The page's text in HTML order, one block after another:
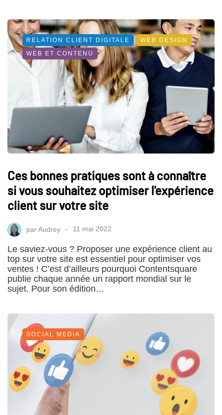
RELATION CLIENT DIGITALE
WEB DESIGN
WEB ET CONTENU
Ces bonnes pratiques sont à connaître
si vous souhaitez optimiser l'expérience
client sur votre site
parAudrey 11 mai 2022
Le saviez-vous ? Proposer une expérience client au
top sur votre site est essentiel pour optimiser vos
ventes ! C’est d’ailleurs pourquoi Contentsquare
publie chaque année un rapport mondial sur le
sujet. Pour son édition…
SOCIAL MEDIA